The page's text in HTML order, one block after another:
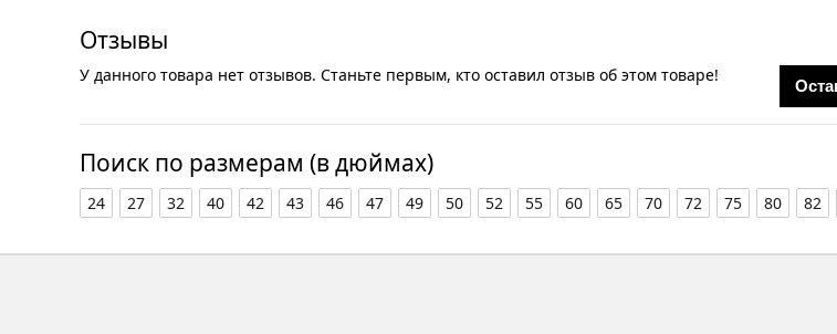
Отзывы
У данного товара нет отзывов. Станьте первым, кто оставил отзыв об этом товаре!
Поиск по размерам (в дюймах)
24 27 32 40 42 43 46 47 49 50 52 55 60 65 70 72 75 80 82